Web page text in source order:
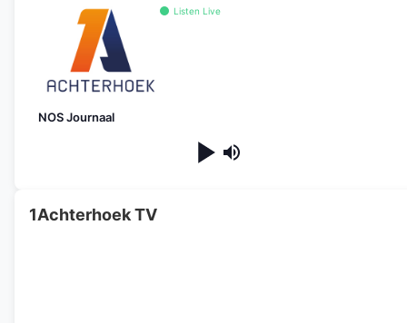
Listen Live
NOS Journaal
1Achterhoek TV